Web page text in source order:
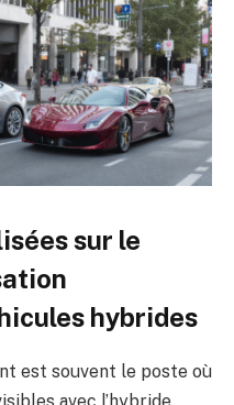
sur le
hybrides
est souvent le poste où